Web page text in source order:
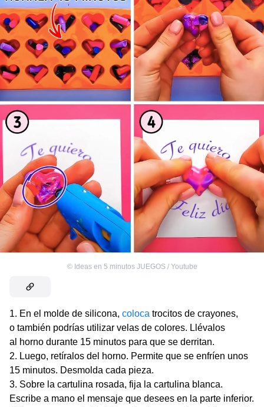
© Ideas en 5 minutos JUEGOS / Youtube
En el molde de silicona, coloca trocitos de crayones,
o también podrías utilizar velas de colores. Llévalos
al horno durante 15 minutos para que se derritan.
Luego, retíralos del horno. Permite que se enfríen unos
15 minutos. Desmolda cada pieza.
Sobre la cartulina rosada, fija la cartulina blanca.
Escribe a mano el mensaje que desees en la parte inferior.